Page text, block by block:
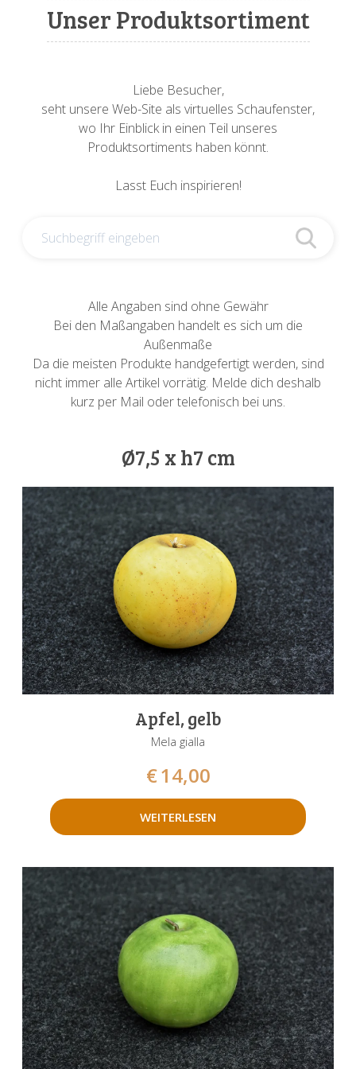
Unser Produktsortiment
Liebe Besucher,
seht unsere Web-Site als virtuelles Schaufenster,
wo Ihr Einblick in einen Teil unseres
Produktsortiments haben könnt.
Lasst Euch inspirieren!
Alle Angaben sind ohne Gewähr
Bei den Maßangaben handelt es sich um die
Außenmaße
Da die meisten Produkte handgefertigt werden, sind
nicht immer alle Artikel vorrätig. Melde dich deshalb
kurz per Mail oder telefonisch bei uns.
Ø7,5 x h7 cm
Apfel, gelb
Mela gialla
€14,00
WEITERLESEN
Sonnenuhren
Spardosen
Vögel
Vogeltränken
Verschiedene
Wandschalen
Sockel + Säulen
Tierfiguren
Meeresbewohner
Schildkröten
Schweine + Wildschweine
Verschiedene
Zwiebel- + Knoblauchtöpfe